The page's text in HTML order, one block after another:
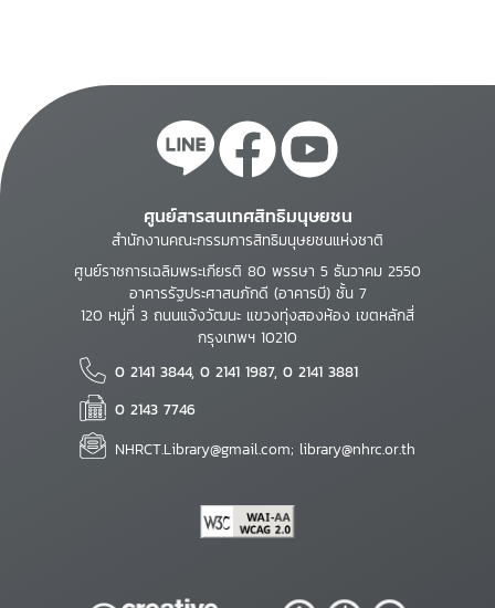
ศูนย์สารสนเทศสิทธิมนุษยชน
สำนักงานคณะกรรมการสิทธิมนุษยชนแห่งชาติ
ศูนย์ราชการเฉลิมพระเกียรติ 80 พรรษา 5 ธันวาคม 2550
อาคารรัฐประศาสนภักดี (อาคารบี) ชั้น 7
120 หมู่ที่ 3 ถนนแจ้งวัฒนะ แขวงทุ่งสองห้อง เขตหลักสี่
กรุงเทพฯ 10210
0 2141 3844, 0 2141 1987, 0 2141 3881
0 2143 7746
NHRCT.Library@gmail.com; library@nhrc.or.th